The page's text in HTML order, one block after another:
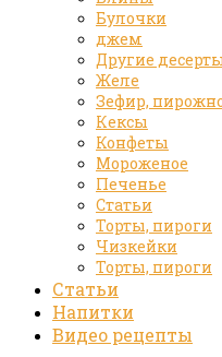
Булочки
джем
Другие
Желе
Зефир,
Кексы
Конфеты
Мороженое
Печенье
Статьи
Торты, пироги
Чизкейки
Торты, пироги
Статьи
Напитки
Видео рецепты